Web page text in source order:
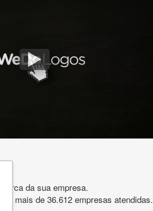
da sua empresa.
mais de 36.612 empresas atendidas.